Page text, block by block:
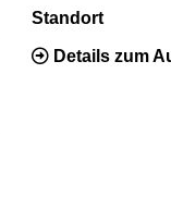
Standort
Details zum